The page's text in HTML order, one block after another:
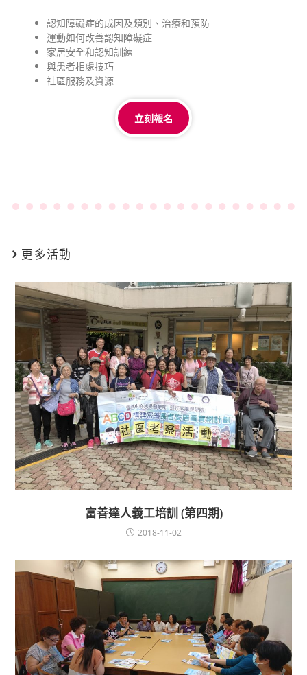
認知障礙症的成因及類別、治療和預防
運動如何改善認知障礙症
家居安全和認知訓練
與患者相處技巧
社區服務及資源
立刻報名
更多活動
富善達人義工培訓 (第四期)
2018-11-02